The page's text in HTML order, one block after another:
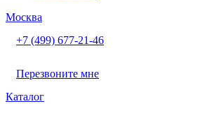
Москва
+7 (499) 677-21-46
Перезвоните мне
Каталог